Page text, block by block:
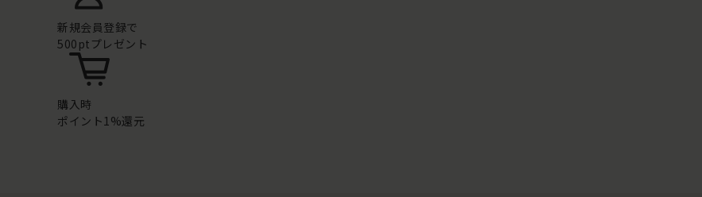
新規会員登録で
500ptプレゼント
購入時
ポイント1%還元